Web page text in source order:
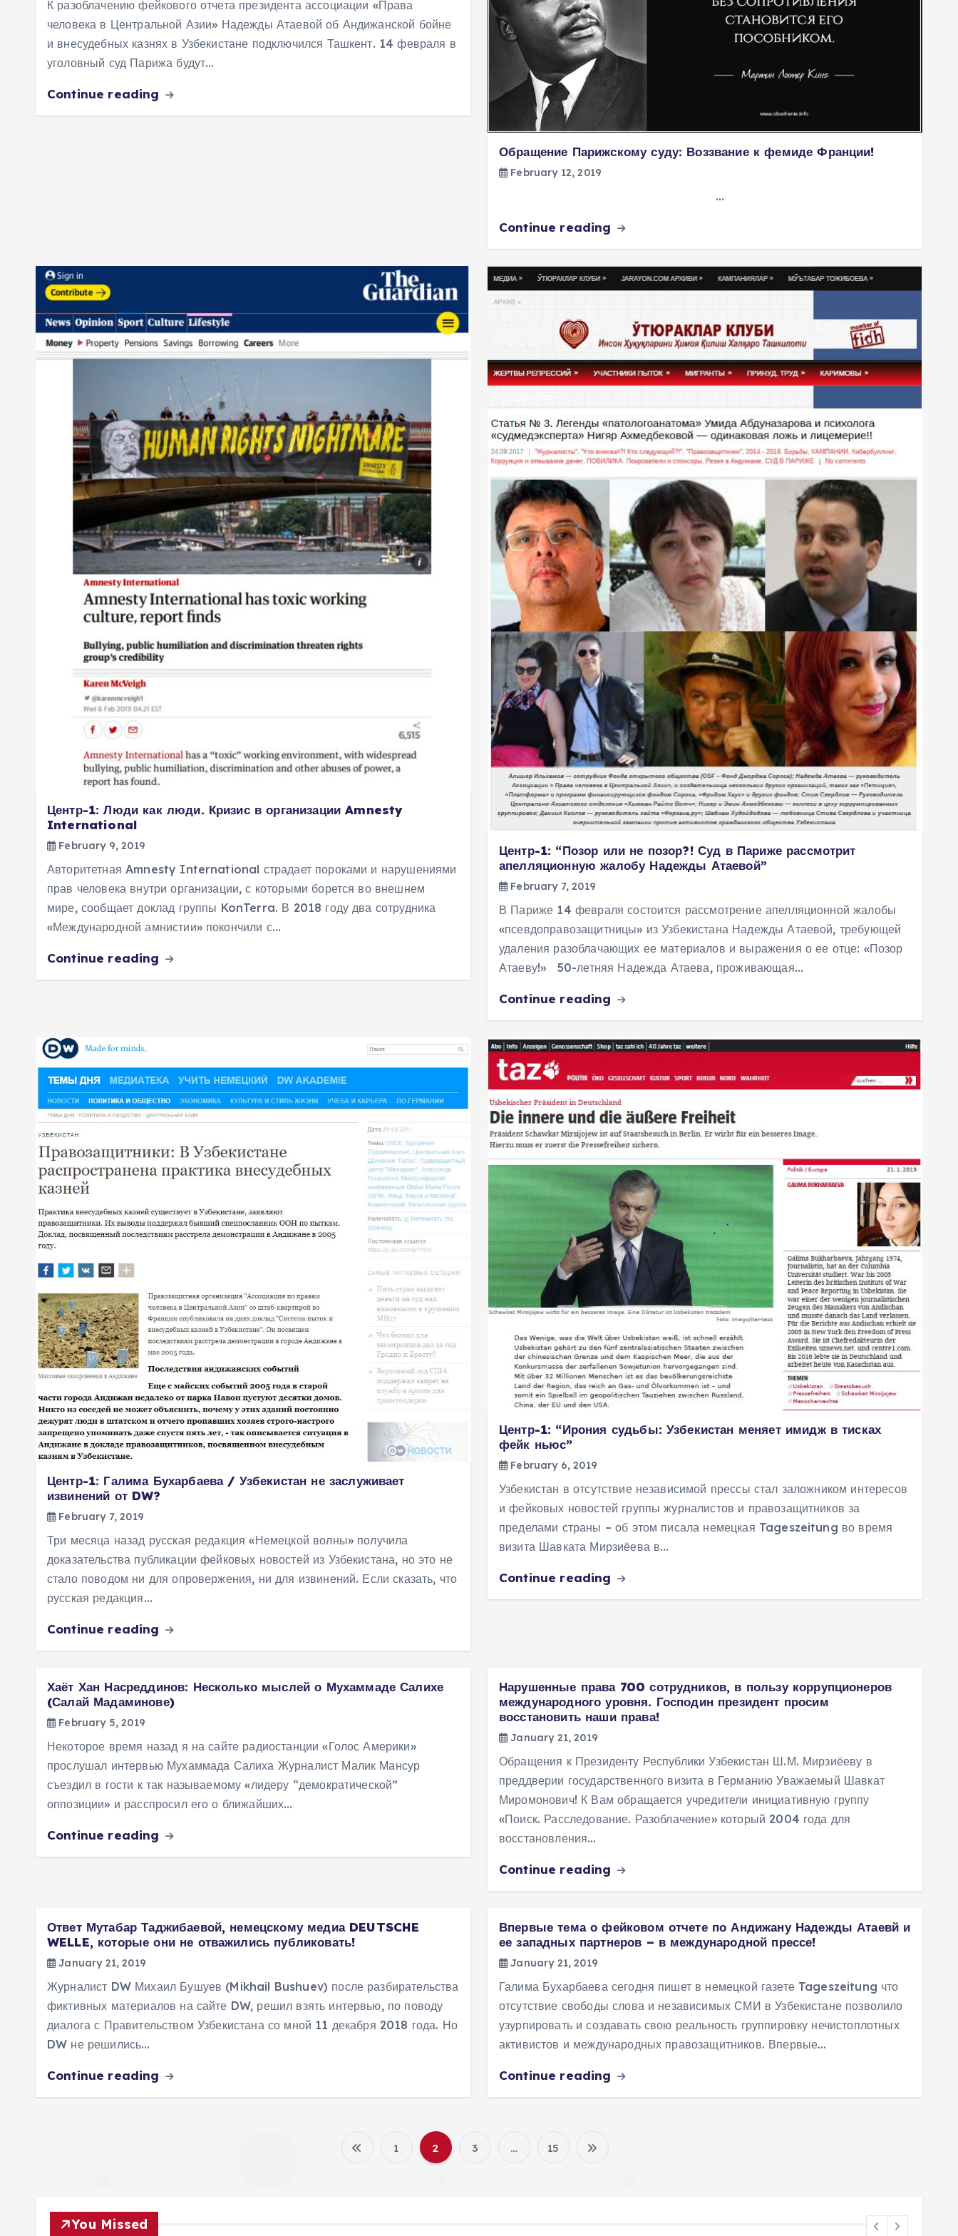
К разоблачению фейкового отчета президента ассоциации «Права
человека в Центральной Азии» Надежды Атаевой об Андижанской бойне
и внесудебных казнях в Узбекистане подключился Ташкент. 14 февраля в
уголовный суд Парижа будут…
Continue reading
Обращение Парижскому суду: Воззвание к фемиде Франции!
February 12, 2019
…
Continue reading
Центр-1: Люди как люди. Кризис в организации Amnesty
International
February 9, 2019
Авторитетная Amnesty International страдает пороками и нарушениями
прав человека внутри организации, с которыми борется во внешнем
мире, сообщает доклад группы KonTerra. В 2018 году два сотрудника
«Международной амнистии» покончили с…
Continue reading
Центр-1: “Позор или не позор?! Суд в Париже рассмотрит
апелляционную жалобу Надежды Атаевой”
February 7, 2019
В Париже 14 февраля состоится рассмотрение апелляционной жалобы
«псевдоправозащитницы» из Узбекистана Надежды Атаевой, требующей
удаления разоблачающих ее материалов и выражения о ее отце: «Позор
Атаеву!» 50-летняя Надежда Атаева, проживающая…
Continue reading
Центр-1: Галима Бухарбаева / Узбекистан не заслуживает
извинений от DW?
February 7, 2019
Три месяца назад русская редакция «Немецкой волны» получила
доказательства публикации фейковых новостей из Узбекистана, но это не
стало поводом ни для опровержения, ни для извинений. Если сказать, что
русская редакция…
Continue reading
Центр-1: “Ирония судьбы: Узбекистан меняет имидж в тисках
фейк ньюс”
February 6, 2019
Узбекистан в отсутствие независимой прессы стал заложником интересов
и фейковых новостей группы журналистов и правозащитников за
пределами страны – об этом писала немецкая Tageszeitung во время
визита Шавката Мирзиёева в…
Continue reading
Хаёт Хан Насреддинов: Несколько мыслей о Мухаммаде Салихе
(Салай Мадаминове)
February 5, 2019
Некоторое время назад я на сайте радиостанции «Голос Америки»
прослушал интервью Мухаммада Салиха Журналист Малик Мансур
съездил в гости к так называемому «лидеру “демократической”
оппозиции» и расспросил его о ближайших…
Continue reading
Нарушенные права 700 сотрудников, в пользу коррупционеров
международного уровня. Господин президент просим
восстановить наши права!
January 21, 2019
Обращения к Президенту Республики Узбекистан Ш.М. Мирзиёеву в
преддверии государственного визита в Германию Уважаемый Шавкат
Миромонович! К Вам обращается учредители инициативную группу
«Поиск. Расследование. Разоблачение» который 2004 года для
восстановления…
Continue reading
Ответ Мутабар Таджибаевой, немецскому медиа DEUTSCHE
WELLE, которые они не отважились публиковать!
January 21, 2019
Журналист DW Михаил Бушуев (Mikhail Bushuev) после разбирательства
фиктивных материалов на сайте DW, решил взять интервью, по поводу
диалога с Правительством Узбекистана со мной 11 декабря 2018 года. Но
DW не решились…
Continue reading
Впервые тема о фейковом отчете по Андижану Надежды Атаевй и
ее западных партнеров – в международной прессе!
January 21, 2019
Галима Бухарбаева сегодня пишет в немецкой газете Tageszeitung что
отсутствие свободы слова и независимых СМИ в Узбекистане позволило
узурпировать и создавать свою реальность группировку нечистоплотных
активистов и международных правозащитников. Впервые…
Continue reading
1 2 3 … 15
You Missed